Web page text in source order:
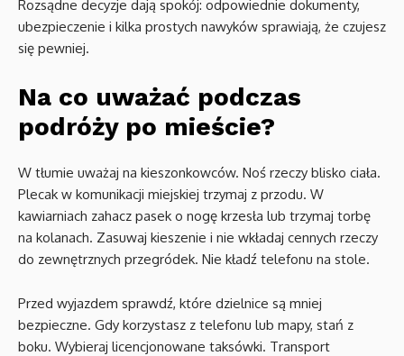
Rozsądne decyzje dają spokój: odpowiednie dokumenty,
ubezpieczenie i kilka prostych nawyków sprawiają, że czujesz
się pewniej.
Na co uważać podczas
podróży po mieście?
W tłumie uważaj na kieszonkowców. Noś rzeczy blisko ciała.
Plecak w komunikacji miejskiej trzymaj z przodu. W
kawiarniach zahacz pasek o nogę krzesła lub trzymaj torbę
na kolanach. Zasuwaj kieszenie i nie wkładaj cennych rzeczy
do zewnętrznych przegródek. Nie kładź telefonu na stole.
Przed wyjazdem sprawdź, które dzielnice są mniej
bezpieczne. Gdy korzystasz z telefonu lub mapy, stań z
boku. Wybieraj licencjonowane taksówki. Transport